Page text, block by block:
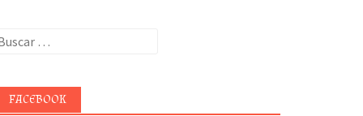
FACEBOOK